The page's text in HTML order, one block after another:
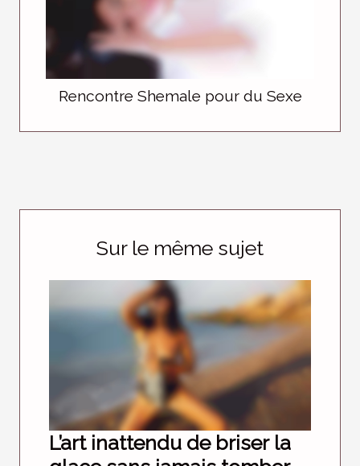
Rencontre Shemale pour du Sexe
Sur le même sujet
L’art inattendu de briser la